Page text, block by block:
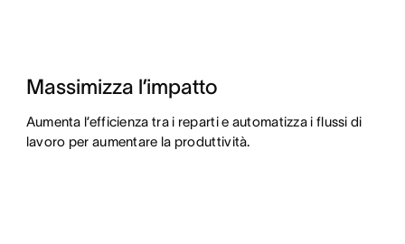
Massimizza l’impatto
Aumenta l’efficienza tra i reparti e automatizza i flussi di
lavoro per aumentare la produttività.